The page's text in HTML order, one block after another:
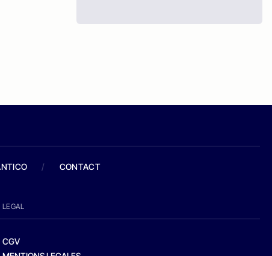
/ CONTACT
LEGAL
CGV